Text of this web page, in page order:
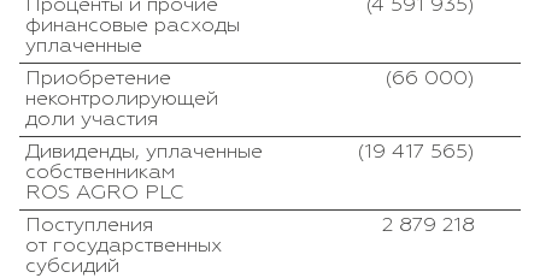
Проценты и прочие
финансовые расходы
уплаченные
(4 591 935)
Приобретение
неконтролирующей
доли участия
(66 000)
Дивиденды, уплаченные
собственникам
ROS AGRO PLC
(19 417 565)
Поступления
от государственных
субсидий
2 879 218